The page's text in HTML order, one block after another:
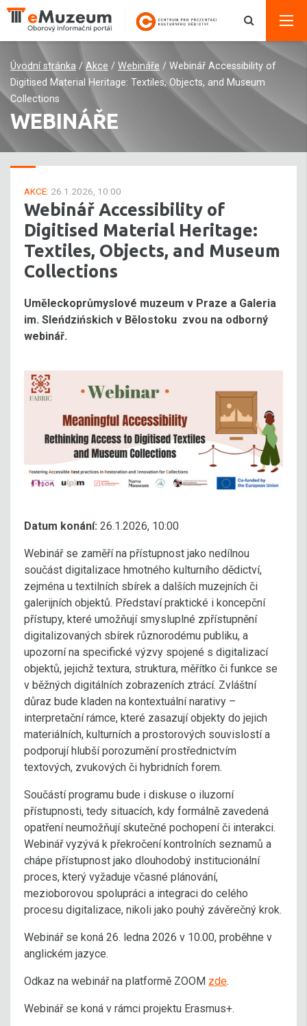
Úvodní stránka / Akce / Webináře / Webinář Accessibility of
Digitised Material Heritage: Textiles, Objects, and Museum
Collections
WEBINÁŘE
AKCE: 26.1.2026, 10:00
Webinář Accessibility of
Digitised Material Heritage:
Textiles, Objects, and Museum
Collections
Uměleckoprůmyslové muzeum v Praze a Galeria
im. Sleńdzińskich v Bělostoku zvou na odborný
webinář.
Datum konání: 26.1.2026, 10:00
Webinář se zaměří na přístupnost jako nedílnou
součást digitalizace hmotného kulturního dědictví,
zejména u textilních sbírek a dalších muzejních či
galerijních objektů. Představí praktické i koncepční
přístupy, které umožňují smysluplné zpřístupnění
digitalizovaných sbírek různorodému publiku, a
upozorní na specifické výzvy spojené s digitalizací
objektů, jejichž textura, struktura, měřítko či funkce se
v běžných digitálních zobrazeních ztrácí. Zvláštní
důraz bude kladen na kontextuální narativy –
interpretační rámce, které zasazují objekty do jejich
materiálních, kulturních a prostorových souvislostí a
podporují hlubší porozumění prostřednictvím
textových, zvukových či hybridních forem.
Součástí programu bude i diskuse o iluzorní
přístupnosti, tedy situacích, kdy formálně zavedená
opatření neumožňují skutečné pochopení či interakci.
Webinář vyzývá k překročení kontrolních seznamů a
chápe přístupnost jako dlouhodobý institucionální
proces, který vyžaduje včasné plánování,
mezioborovou spolupráci a integraci do celého
procesu digitalizace, nikoli jako pouhý závěrečný krok.
Webinář se koná 26. ledna 2026 v 10.00, proběhne v
anglickém jazyce.
Odkaz na webinář na platformě ZOOM zde.
Webinář se koná v rámci projektu Erasmus+.